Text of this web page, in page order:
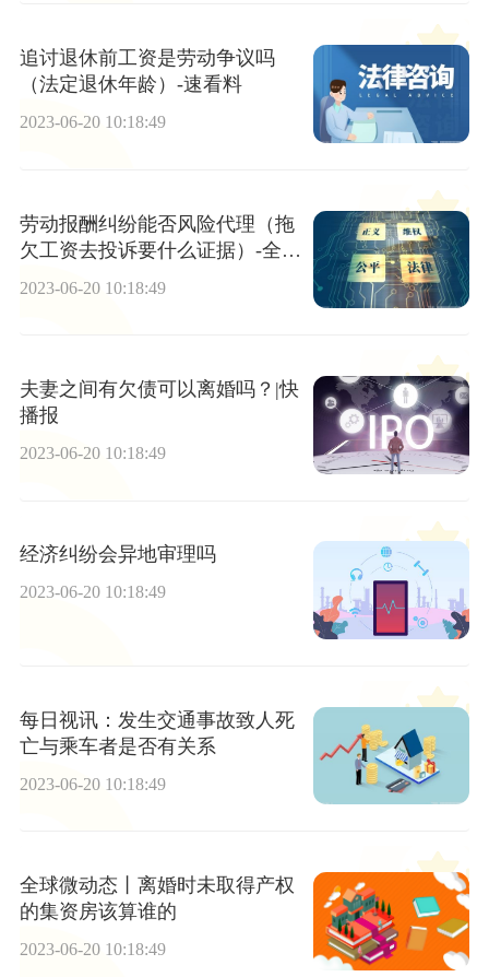
追讨退休前工资是劳动争议吗
（法定退休年龄）-速看料
2023-06-20 10:18:49
劳动报酬纠纷能否风险代理（拖
欠工资去投诉要什么证据）-全球
2023-06-20 10:18:49
夫妻之间有欠债可以离婚吗？|快
播报
2023-06-20 10:18:49
经济纠纷会异地审理吗
2023-06-20 10:18:49
每日视讯：发生交通事故致人死
亡与乘车者是否有关系
2023-06-20 10:18:49
全球微动态丨离婚时未取得产权
的集资房该算谁的
2023-06-20 10:18:49